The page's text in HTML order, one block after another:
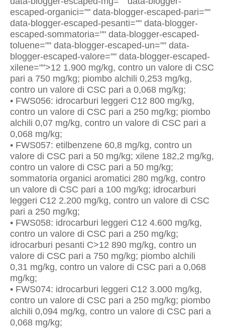
escaped-organici="" data-blogger-escaped-pari=""
data-blogger-escaped-pesanti="" data-blogger-
escaped-sommatoria="" data-blogger-escaped-
toluene="" data-blogger-escaped-un="" data-
blogger-escaped-valore="" data-blogger-escaped-
xilene="">12 1.900 mg/kg, contro un valore di CSC
pari a 750 mg/kg; piombo alchili 0,253 mg/kg,
contro un valore di CSC pari a 0,068 mg/kg;
• FWS056: idrocarburi leggeri C12 800 mg/kg,
contro un valore di CSC pari a 250 mg/kg; piombo
alchili 0,07 mg/kg, contro un valore di CSC pari a
0,068 mg/kg;
• FWS057: etilbenzene 60,8 mg/kg, contro un
valore di CSC pari a 50 mg/kg; xilene 182,2 mg/kg,
contro un valore di CSC pari a 50 mg/kg;
sommatoria organici aromatici 280 mg/kg, contro
un valore di CSC pari a 100 mg/kg; idrocarburi
leggeri C12 2.200 mg/kg, contro un valore di CSC
pari a 250 mg/kg;
• FWS058: idrocarburi leggeri C12 4.600 mg/kg,
contro un valore di CSC pari a 250 mg/kg;
idrocarburi pesanti C>12 890 mg/kg, contro un
valore di CSC pari a 750 mg/kg; piombo alchili
0,31 mg/kg, contro un valore di CSC pari a 0,068
mg/kg;
• FWS074: idrocarburi leggeri C12 3.000 mg/kg,
contro un valore di CSC pari a 250 mg/kg; piombo
alchili 0,094 mg/kg, contro un valore di CSC pari a
0,068 mg/kg;